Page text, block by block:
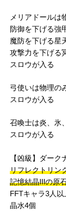
メリアドールは
防御を下げる強
魔防を下げる星
攻撃力を下げる
スロウが入る
弓使いは物理の
スロウが入る
召喚士は炎、氷
スロウが入る
【凶級】ダーク
リフレクトリン
記憶結晶IIIの原
FFTキャラ3人
晶水4個